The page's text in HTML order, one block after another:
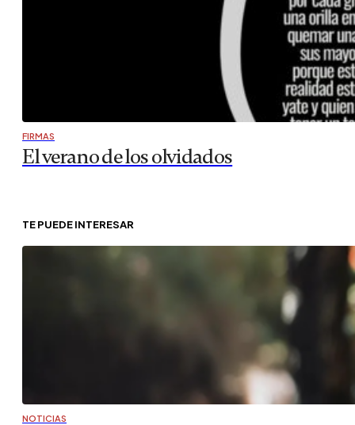
FIRMAS
El verano de los olvidados
TE PUEDE INTERESAR
NOTICIAS